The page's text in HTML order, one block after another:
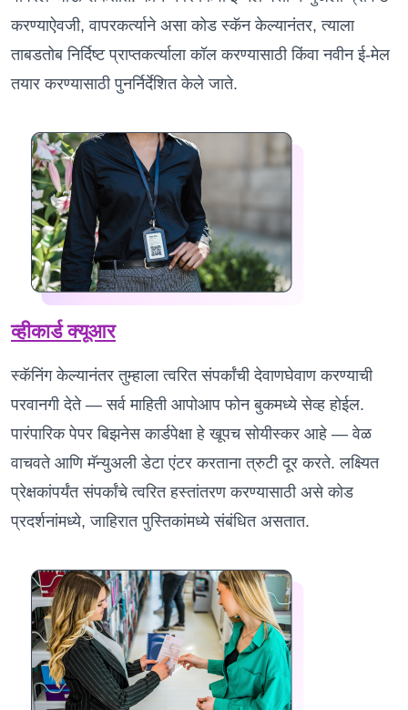
करण्याऐवजी, वापरकर्त्याने असा कोड स्कॅन केल्यानंतर, त्याला
ताबडतोब निर्दिष्ट प्राप्तकर्त्याला कॉल करण्यासाठी किंवा नवीन ई-मेल
तयार करण्यासाठी पुनर्निर्देशित केले जाते.
व्हीकार्ड क्यूआर
स्कॅनिंग केल्यानंतर तुम्हाला त्वरित संपर्कांची देवाणघेवाण करण्याची
परवानगी देते — सर्व माहिती आपोआप फोन बुकमध्ये सेव्ह होईल.
पारंपारिक पेपर बिझनेस कार्डपेक्षा हे खूपच सोयीस्कर आहे — वेळ
वाचवते आणि मॅन्युअली डेटा एंटर करताना त्रुटी दूर करते. लक्ष्यित
प्रेक्षकांपर्यंत संपर्कांचे त्वरित हस्तांतरण करण्यासाठी असे कोड
प्रदर्शनांमध्ये, जाहिरात पुस्तिकांमध्ये संबंधित असतात.